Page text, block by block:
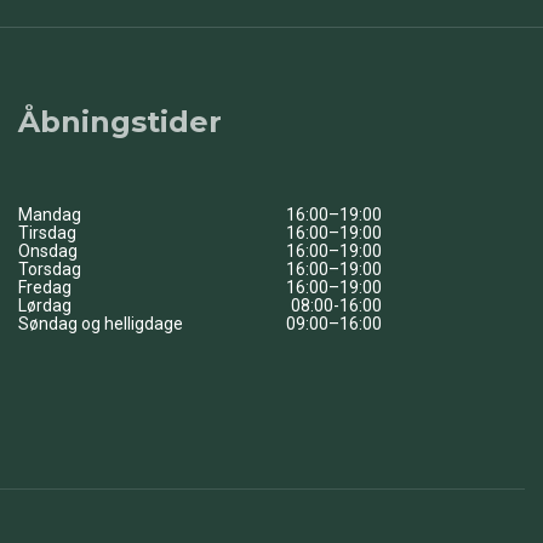
Åbningstider
Mandag
16:00–19:00
Tirsdag
16:00–19:00
Onsdag
16:00–19:00
Torsdag
16:00–19:00
Fredag
16:00–19:00
Lørdag
08:00-16:00
Søndag og helligdage
09:00–16:00